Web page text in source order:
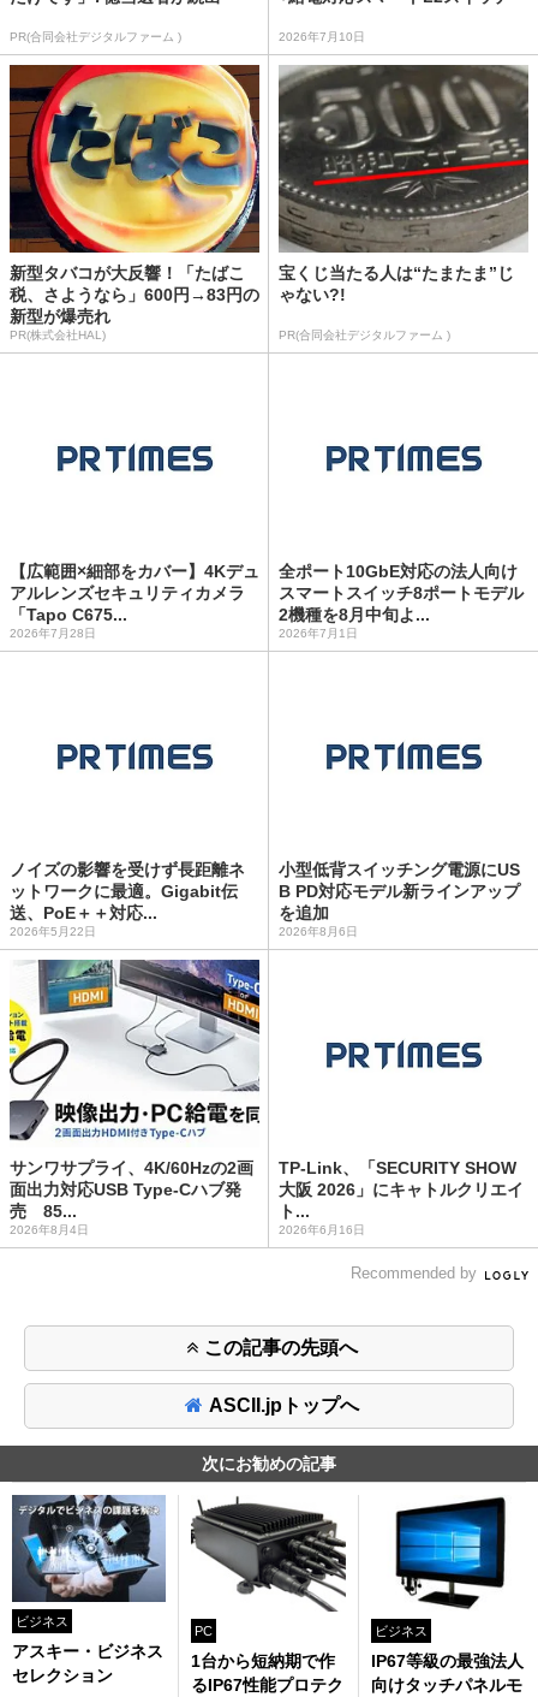
PR(合同会社デジタルファーム ) 2026年7月10日
新型タバコが大反響！「たばこ
税、さようなら」600円→83円の
新型が爆売れ
PR(株式会社HAL)
宝くじ当たる人は“たまたま”じ
ゃない?!
PR(合同会社デジタルファーム )
【広範囲×細部をカバー】4Kデュ
アルレンズセキュリティカメラ
「Tapo C675...
2026年7月28日
全ポート10GbE対応の法人向け
スマートスイッチ8ポートモデル
2機種を8月中旬よ...
2026年7月1日
ノイズの影響を受けず長距離ネ
ットワークに最適。Gigabit伝
送、PoE＋＋対応...
2026年5月22日
小型低背スイッチング電源にUS
B PD対応モデル新ラインアップ
を追加
2026年8月6日
サンワサプライ、4K/60Hzの2画
面出力対応USB Type-Cハブ発
売 85...
2026年8月4日
TP-Link、「SECURITY SHOW
大阪 2026」にキャトルクリエイ
ト...
2026年6月16日
Recommended by
この記事の先頭へ
ASCII.jpトップへ
次にお勧めの記事
ビジネス
アスキー・ビジネス
セレクション
PC
1台から短納期で作
るIP67性能プロテク
ビジネス
IP67等級の最強法人
向けタッチパネルモ